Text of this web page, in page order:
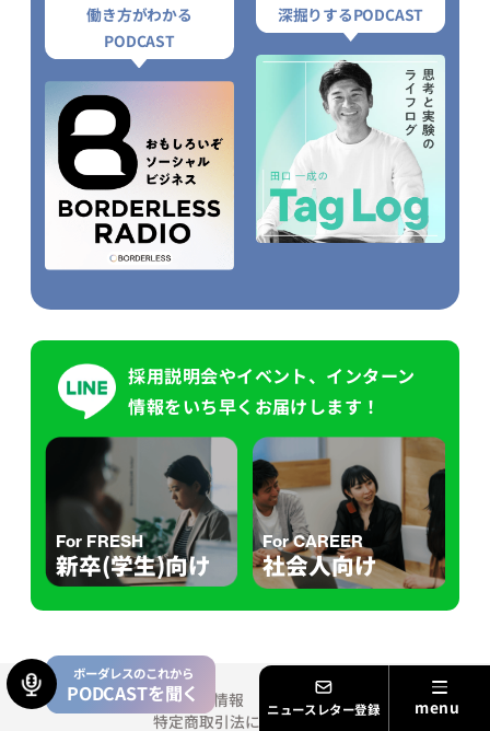
ニュースレター登録
ボーダレスのこれから
PODCASTを聞く
働き方がわかる
PODCAST
深掘りするPODCAST
採用説明会やイベント、インターン
情報をいち早くお届けします！
For FRESH
新卒(学生)向け
For CAREER
社会人向け
会社情報 個人情報
セキュリティ方針
特定商取引法に基づく表記